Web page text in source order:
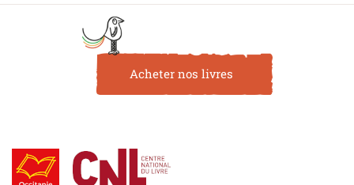
Acheter nos livres